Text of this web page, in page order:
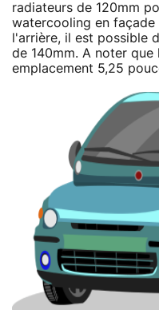
radiateurs de 120mm
watercooling en façade
l'arrière, il est possible
de 140mm. A noter
emplacement 5,25